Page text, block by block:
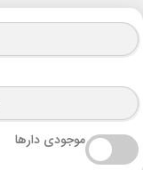
موجودی دارها